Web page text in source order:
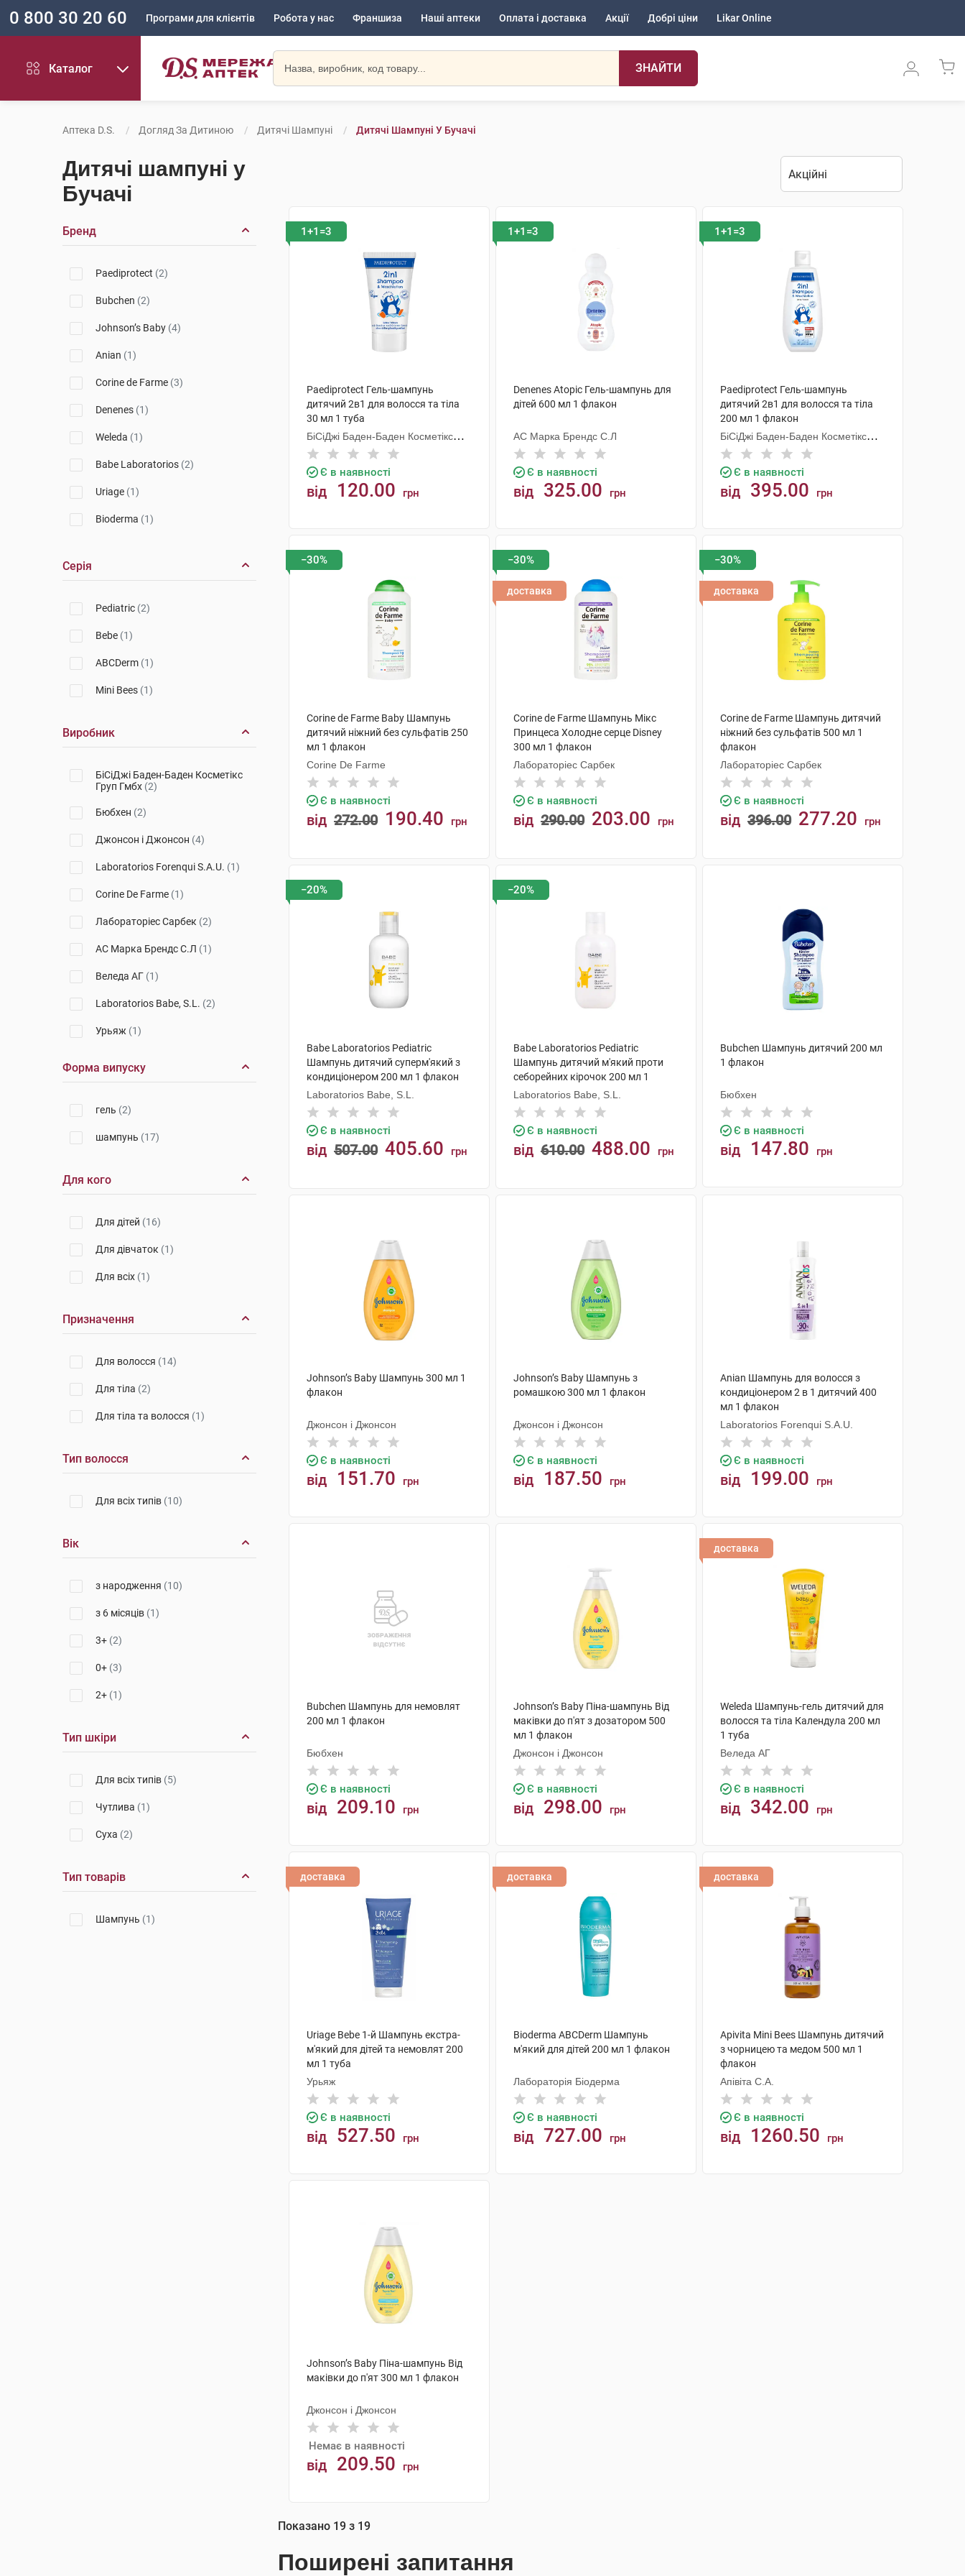
0 800 30 20 60 Програми для клієнтів Робота у нас Франшиза Наші аптеки Оплата і доставка Акції Добрі ціни Likar Online
Каталог ЗНАЙТИ
Аптека D.S. Догляд За Дитиною Дитячі Шампуні Дитячі Шампуні У Бучачі
Дитячі шампуні у
Бучачі
Бренд
Paediprotect (2)
Bubchen (2)
Johnson’s Baby (4)
Anian (1)
Corine de Farme (3)
Denenes (1)
Weleda (1)
Babe Laboratorios (2)
Uriage (1)
Bioderma (1)
Серія
Pediatric (2)
Bebe (1)
ABCDerm (1)
Mini Bees (1)
Виробник
БіСіДжі Баден-Баден Косметікс
Груп Гмбх (2)
Бюбхен (2)
Джонсон і Джонсон (4)
Laboratorios Forenqui S.A.U. (1)
Corine De Farme (1)
Лабораторіес Сарбек (2)
АС Марка Брендс С.Л (1)
Веледа АГ (1)
Laboratorios Babe, S.L. (2)
Урьяж (1)
Апівіта С.А.(1)
Форма випуску
гель (2)
шампунь (17)
Для кого
Для дітей (16)
Для дівчаток (1)
Для всіх (1)
Призначення
Для волосся (14)
Для тіла (2)
Для тіла та волосся (1)
Тип волосся
Для всіх типів (10)
Вік
з народження (10)
з 6 місяців (1)
3+ (2)
0+ (3)
2+ (1)
Тип шкіри
Для всіх типів (5)
Чутлива (1)
Суха (2)
Тип товарів
Шампунь (1)
1+1=3
Paediprotect Гель-шампунь
дитячий 2в1 для волосся та тіла
30 мл 1 туба
БіСіДжі Баден-Баден Косметікс
Груп Гмбх
Є в наявності
від 120.00 грн
1+1=3
Denenes Atopic Гель-шампунь для
дітей 600 мл 1 флакон
АС Марка Брендс С.Л
Є в наявності
від 325.00 грн
1+1=3
Paediprotect Гель-шампунь
дитячий 2в1 для волосся та тіла
200 мл 1 флакон
БіСіДжі Баден-Баден Косметікс
Груп Гмбх
Є в наявності
від 395.00 грн
−30%
Corine de Farme Baby Шампунь
дитячий ніжний без сульфатів 250
мл 1 флакон
Corine De Farme
Є в наявності
від 272.00 190.40 грн
−30%
доставка
Corine de Farme Шампунь Мікс
Принцеса Холодне серце Disney
300 мл 1 флакон
Лабораторіес Сарбек
Є в наявності
від 290.00 203.00 грн
−30%
доставка
Corine de Farme Шампунь дитячий
ніжний без сульфатів 500 мл 1
флакон
Лабораторіес Сарбек
Є в наявності
від 396.00 277.20 грн
−20%
Babe Laboratorios Pediatric
Шампунь дитячий суперм'який з
кондиціонером 200 мл 1 флакон
Laboratorios Babe, S.L.
Є в наявності
від 507.00 405.60 грн
−20%
Babe Laboratorios Pediatric
Шампунь дитячий м'який проти
себорейних кірочок 200 мл 1
флакон
Laboratorios Babe, S.L.
Є в наявності
від 610.00 488.00 грн
Bubchen Шампунь дитячий 200 мл
1 флакон
Бюбхен
Є в наявності
від 147.80 грн
Johnson’s Baby Шампунь 300 мл 1
флакон
Джонсон і Джонсон
Є в наявності
від 151.70 грн
Johnson’s Baby Шампунь з
ромашкою 300 мл 1 флакон
Джонсон і Джонсон
Є в наявності
від 187.50 грн
Anian Шампунь для волосся з
кондиціонером 2 в 1 дитячий 400
мл 1 флакон
Laboratorios Forenqui S.A.U.
Є в наявності
від 199.00 грн
Bubchen Шампунь для немовлят
200 мл 1 флакон
Бюбхен
Є в наявності
від 209.10 грн
Johnson’s Baby Піна-шампунь Від
маківки до п'ят з дозатором 500
мл 1 флакон
Джонсон і Джонсон
Є в наявності
від 298.00 грн
доставка
Weleda Шампунь-гель дитячий для
волосся та тіла Календула 200 мл
1 туба
Веледа АГ
Є в наявності
від 342.00 грн
доставка
Uriage Bebe 1-й Шампунь екстра-
м'який для дітей та немовлят 200
мл 1 туба
Урьяж
Є в наявності
від 527.50 грн
доставка
Bioderma ABCDerm Шампунь
м'який для дітей 200 мл 1 флакон
Лабораторія Біодерма
Є в наявності
від 727.00 грн
доставка
Apivita Mini Bees Шампунь дитячий
з чорницею та медом 500 мл 1
флакон
Апівіта С.А.
Є в наявності
від 1260.50 грн
Johnson’s Baby Піна-шампунь Від
маківки до п'ят 300 мл 1 флакон
Джонсон і Джонсон
Немає в наявності
від 209.50 грн
АНАЛОГИ
Показано 19 з 19
Поширені запитання